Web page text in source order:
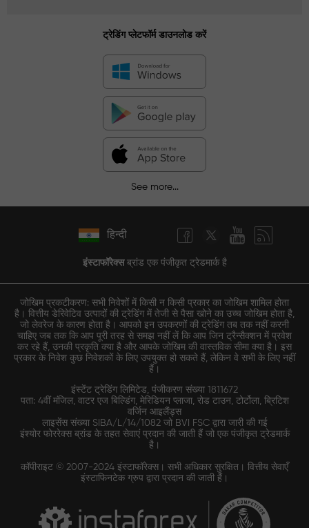
ट्रेडिंग प्लेटफॉर्म डाउनलोड करें
See more...
हिन्दी
इंस्टाफॉरेक्सब्रांड एक पंजीकृत ट्रेडमार्क है
जोखिम प्रकटीकरण: सभी निवेशों में किसी न किसी प्रकार का जोखिम शामिल होता
है। वित्तीय डेरिवेटिव उत्पादों की ट्रेडिंग में तेजी से पैसा खोने का उच्च जोखिम होता है,
जो लेवरेज के कारण होता है। आपको इन उपकरणों की ट्रेडिंग तब तक नहीं करनी
चाहिए जब तक कि आप पूरी तरह से समझ नहीं लें कि आप जिन ट्रैन्सैक्शन में प्रवेश
कर रहे हैं, उनकी प्रकृति क्या है और आपके जोखिम की वास्तविक सीमा क्या है। इस
प्रकार के निवेश कुछ निवेशकों के लिए उपयुक्त हो सकते हैं, लेकिन वे सभी के लिए नहीं
हैं।
इंस्टेंट ट्रेडिंग लिमिटेड, पंजीकरण संख्या 1811672
पता: 4वीं मंजिल, वाटर एज बिल्डिंग, मेरिडियन प्लाजा, रोड टाउन, टोर्टोला, ब्रिटिश
वर्जिन आइलैंड्स
लाइसेंस संख्या SIBA/L/14/1082 जो BVI FSC द्वारा जारी की गई
इंश्योर फोररेक्स ब्रांड के तहत सेवाएं प्रदान की जाती हैं जो एक पंजीकृत ट्रेडमार्क
है।
कॉपीराइट © 2007-2024 इंस्टाफॉरेक्स। सभी अधिकार सुरक्षित। वित्तीय सेवाएँ
इंस्टाफिनटेक ग्रुप द्वारा प्रदान की जाती हैं।